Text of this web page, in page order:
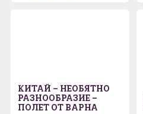
КИТАЙ – НЕОБЯТНО
РАЗНООБРАЗИЕ –
ПОЛЕТ ОТ ВАРНА